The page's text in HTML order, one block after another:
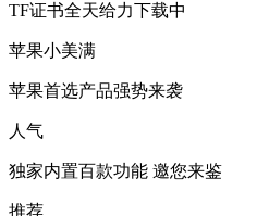
TF证书全天给力下载中
苹果小美满
苹果首选产品强势来袭
人气
独家内置百款功能 邀您来鉴
推荐